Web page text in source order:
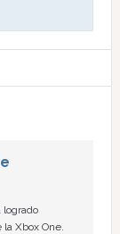
logrado
Xbox One.